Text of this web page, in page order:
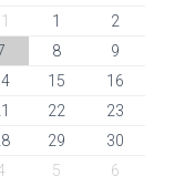
1
2
8
9
15
16
22
23
29
30
5 6